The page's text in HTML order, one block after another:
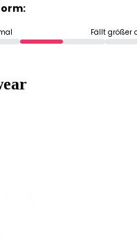
Fällt größer